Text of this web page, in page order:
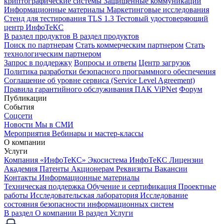
Информационные материалы Маркетинговые исследования
Стенд для тестирования TLS 1.3 Тестовый удостоверяющий
центр ИнфоТеКС
В раздел продуктов В раздел продуктов
Поиск по партнерам Стать коммерческим партнером Стать
технологическим партнером
Запрос в поддержку Вопросы и ответы Центр загрузок
Политика разработки безопасного программного обеспечения
Соглашение об уровне сервиса (Service Level Agreement)
Правила гарантийного обслуживания ПАК ViPNet Форум
Публикации
События
Соцсети
Новости Мы в СМИ
Мероприятия Вебинары и мастер-классы
О компании
Услуги
Компания «ИнфоТеКС» Экосистема ИнфоТеКС Лицензии
Академия Патенты Акционерам Реквизиты Вакансии
Контакты Информационные материалы
Техническая поддержка Обучение и сертификация Проектные
работы Исследовательская лаборатория Исследование
состояния безопасности информационных систем
В раздел О компании В раздел Услуги